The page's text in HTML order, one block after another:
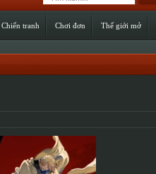
Chiến tranh Chơi đơn Thế giới mở